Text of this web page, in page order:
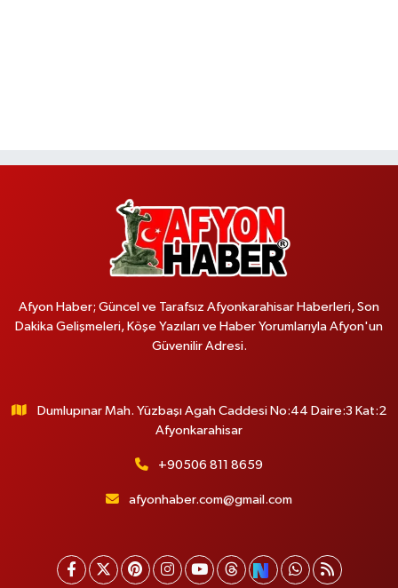
Afyon Haber; Güncel ve Tarafsız Afyonkarahisar Haberleri, Son
Dakika Gelişmeleri, Köşe Yazıları ve Haber Yorumlarıyla Afyon'un
Güvenilir Adresi.
Dumlupınar Mah. Yüzbaşı Agah Caddesi No:44 Daire:3 Kat:2
Afyonkarahisar
+90506 811 8659
afyonhaber.com@gmail.com